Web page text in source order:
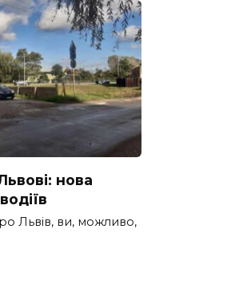
нова
Львів, ви, можливо,